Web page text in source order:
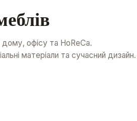
офісу та HoReCa.
матеріали та сучасний дизайн.